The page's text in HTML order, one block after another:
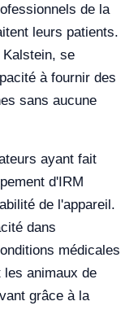
de la
leurs patients.
Kalstein, se
à fournir des
sans aucune
ayant fait
d'IRM
de l'appareil.
dans
médicales
les animaux de
grâce à la